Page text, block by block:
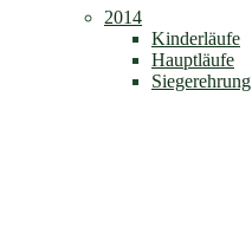
2014
Kinderläufe
Hauptläufe
Siegerehrung